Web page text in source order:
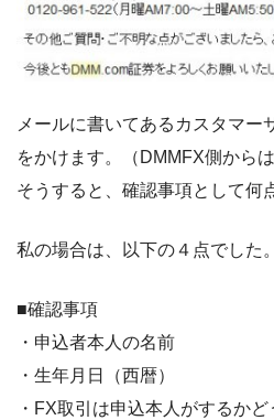
メールに書いてあるカスタマー
をかけます。（DMMFX側から
そうすると、確認事項として何
私の場合は、以下の４点でした。
■確認事項
・申込者本人の名前
・生年月日（西暦）
・FX取引は申込本人がするかど